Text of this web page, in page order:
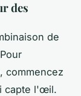
des
de
, commencez
capte l'œil.